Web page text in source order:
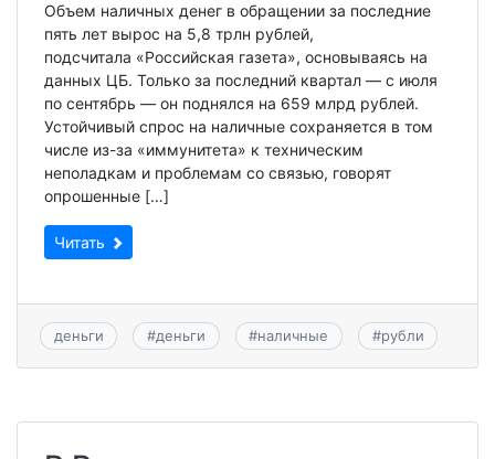
Объем наличных денег в обращении за последние
пять лет вырос на 5,8 трлн рублей,
подсчитала «Российская газета», основываясь на
данных ЦБ. Только за последний квартал — с июля
по сентябрь — он поднялся на 659 млрд рублей.
Устойчивый спрос на наличные сохраняется в том
числе из-за «иммунитета» к техническим
неполадкам и проблемам со связью, говорят
опрошенные […]
Читать
деньги #деньги #наличные #рубли